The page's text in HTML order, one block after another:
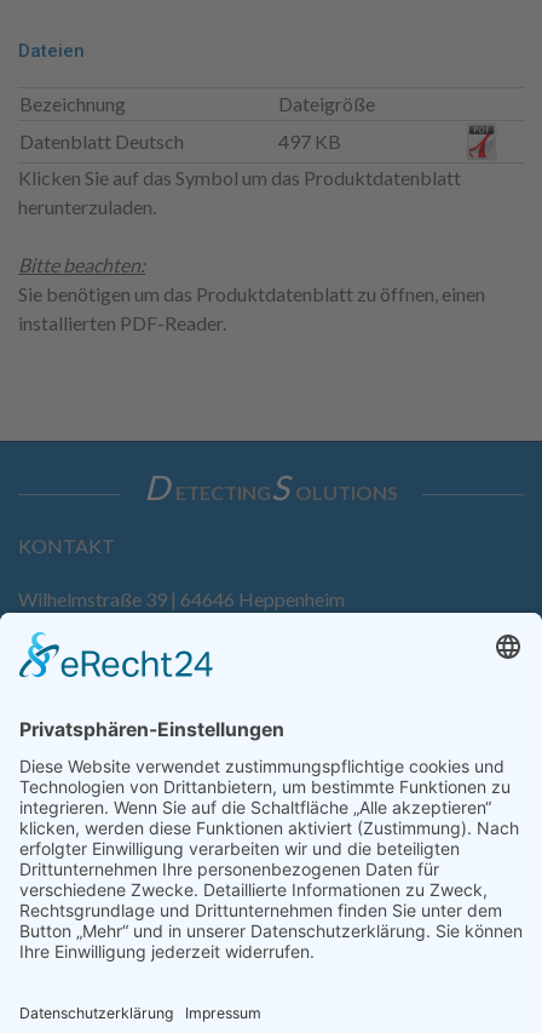
Dateien
Bezeichnung
Dateigröße
Datenblatt Deutsch
497 KB
Klicken Sie auf das Symbol um das Produktdatenblatt
herunterzuladen.
Bitte beachten:
Sie benötigen um das Produktdatenblatt zu öffnen, einen
installierten PDF-Reader.
D ETECTINGS OLUTIONS
KONTAKT
Wilhelmstraße 39 | 64646 Heppenheim
Tel. +49 6252 94299-0
Fax +49 6252 94299-8
SERVICE
Anfrage
Direkt-Bestellung
KONTAKTFORMULAR